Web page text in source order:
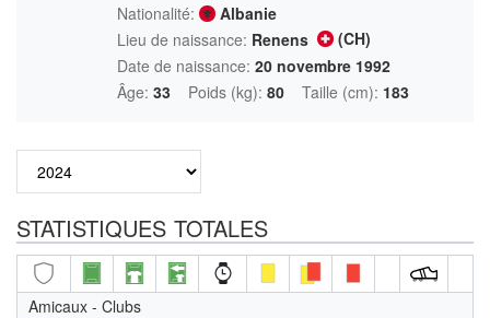
Nationalité:
Albanie
Lieu de naissance: Renens
(CH)
Date de naissance: 20 novembre 1992
Âge: 33 Poids (kg): 80 Taille (cm): 183
STATISTIQUES TOTALES
Amicaux - Clubs